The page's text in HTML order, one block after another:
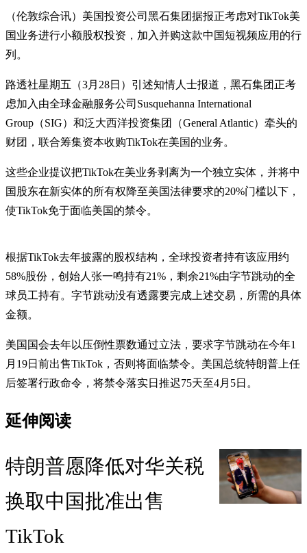
（伦敦综合讯）美国投资公司黑石集团据报正考虑对TikTok美
国业务进行小额股权投资，加入并购这款中国短视频应用的行
列。
路透社星期五（3月28日）引述知情人士报道，黑石集团正考
虑加入由全球金融服务公司Susquehanna International
Group（SIG）和泛大西洋投资集团（General Atlantic）牵头的
财团，联合筹集资本收购TikTok在美国的业务。
这些企业提议把TikTok在美业务剥离为一个独立实体，并将中
国股东在新实体的所有权降至美国法律要求的20%门槛以下，
使TikTok免于面临美国的禁令。
根据TikTok去年披露的股权结构，全球投资者持有该应用约
58%股份，创始人张一鸣持有21%，剩余21%由字节跳动的全
球员工持有。字节跳动没有透露要完成上述交易，所需的具体
金额。
美国国会去年以压倒性票数通过立法，要求字节跳动在今年1
月19日前出售TikTok，否则将面临禁令。美国总统特朗普上任
后签署行政命令，将禁令落实日推迟75天至4月5日。
延伸阅读
特朗普愿降低对华关税
换取中国批准出售
TikTok